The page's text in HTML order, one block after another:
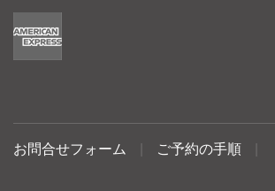
お問合せフォーム ご予約の手順